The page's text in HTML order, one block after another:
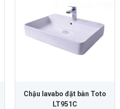
Chậu lavabo đặt bàn Toto
LT951C